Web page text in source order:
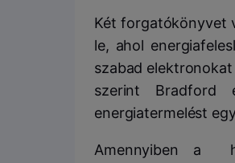
Két forgatókönyvet
le, ahol
szabad
szerint Bradford
energiatermelést
Amennyiben a